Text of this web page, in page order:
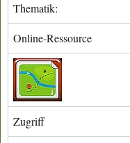
Thematik:
Online-Ressource
Zugriff